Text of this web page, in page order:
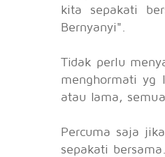
kita sepakati
Bernyanyi".
Tidak perlu
menghormati yg
atau lama,
Percuma saja
sepakati